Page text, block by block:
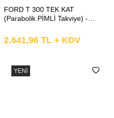
FORD T 300 TEK KAT
(Parabolik PİMLİ Takviye) -
MAKAS ARKA T2 KIVRIK
2.641,96 TL KDV
YENI